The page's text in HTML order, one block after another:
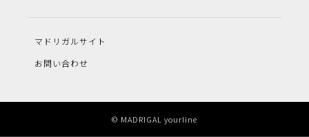
マドリガルサイト
お問い合わせ
© MADRIGAL yourline